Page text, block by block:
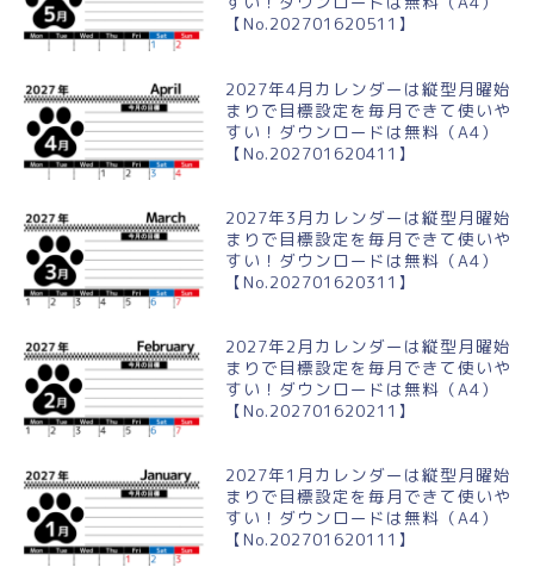
【No.202701620511】
2027年4月カレンダーは縦型月曜始
まりで目標設定を毎月できて使いや
すい！ダウンロードは無料（A4）
【No.202701620411】
2027年3月カレンダーは縦型月曜始
まりで目標設定を毎月できて使いや
すい！ダウンロードは無料（A4）
【No.202701620311】
2027年2月カレンダーは縦型月曜始
まりで目標設定を毎月できて使いや
すい！ダウンロードは無料（A4）
【No.202701620211】
2027年1月カレンダーは縦型月曜始
まりで目標設定を毎月できて使いや
すい！ダウンロードは無料（A4）
【No.202701620111】